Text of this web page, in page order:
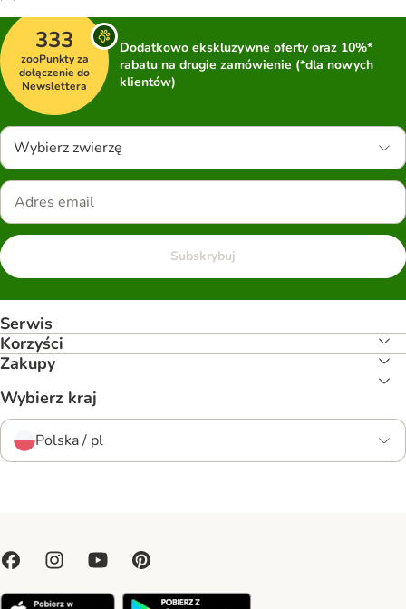
333
zooPunkty za
dołączenie do
Newslettera
Dodatkowo ekskluzywne oferty oraz 10%*
rabatu na drugie zamówienie (*dla nowych
klientów)
Wybierz zwierzę
Subskrybuj
Serwis
Korzyści
Zakupy
Wybierz kraj
Polska / pl